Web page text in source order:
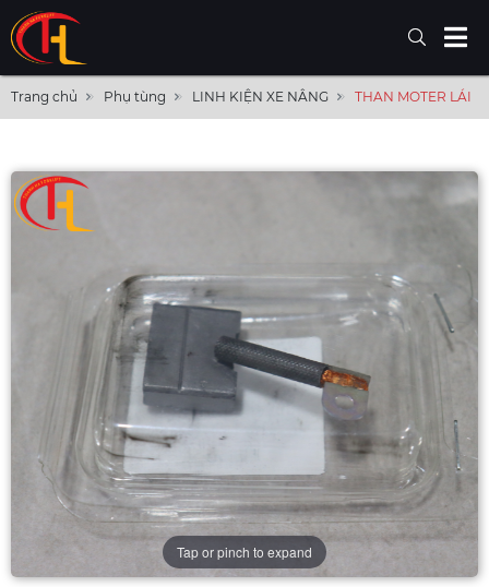
Trang chủ Phụ tùng LINH KIỆN XE NÂNG THAN MOTER LÁI
Tap or pinch to expand